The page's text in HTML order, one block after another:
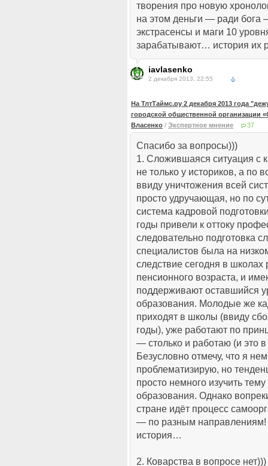
творения про новую
на этом деньги — ради бога
экстрасенсы и маги 10
зарабатывают… история их
iavlasenko
2 декабря 2013, 22:55
На ТлтТаймс.ру 2 декабря 2013 года
городской общественной организации
Власенко / Экспертное мнение 37
Спасибо за вопросы)))
1. Сложившаяся ситуация с
не только у историков, а по
ввиду уничтожения всей
просто удручающая, но по
система кадровой
годы привели к оттоку
следовательно подготовка
специалистов была на
следствие сегодня в
пенсионного возраста, и
поддерживают оставшийся
образования. Молодые же
приходят в школы (ввиду
годы), уже работают по
— столько и работаю (и это
Безусловно отмечу, что я
проблематизирую, но
просто немного изучить
образования. Однако
стране идёт процесс
— по разным направлениям!
история…
2. Коварства в вопросе